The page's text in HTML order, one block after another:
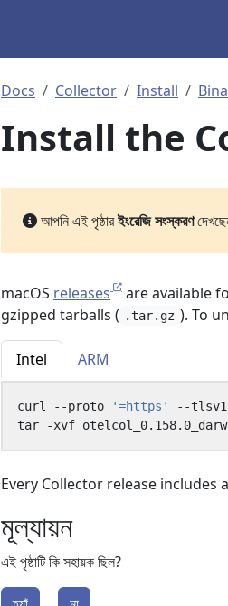
Docs Collector Install
Install the
আপনি এই পৃষ্ঠারইংরেজি সংস্করণ
macOS releases
are available
gzipped tarballs ( .tar.gz ). To
Intel ARM
curl --proto
'=https'
Every Collector release includes
মূল্যায়ন
এই পৃষ্ঠাটি কি সহায়ক ছিল?